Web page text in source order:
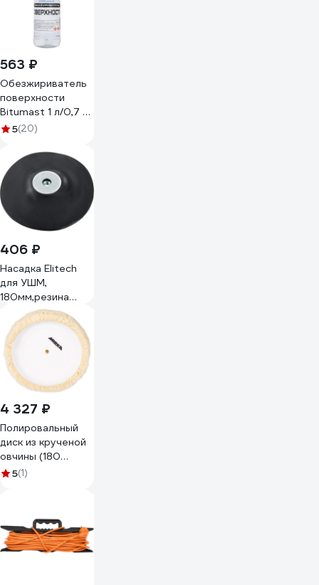
563 ₽
Обезжириватель
поверхности
Bitumast 1 л/0,7 кг
4607952901148
5(20)
406 ₽
Насадка Elitech
для УШМ,
180мм,резина
1820.161400
204955
4 327 ₽
Полировальный
диск из крученой
овчины (180
мм) MIRKA 7990185111
5(1)